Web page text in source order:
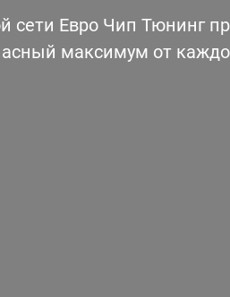
сети Евро Чип Тюнинг
максимум от